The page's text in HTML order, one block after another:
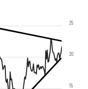
15
20
25